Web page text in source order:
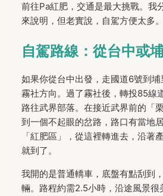
前往Pa紅肥，交通是最大挑戰。我
來說明，但老實說，自駕方便太多。
自駕路線：從台中或
如果你從台中出發，走國道6號到
霧社方向。過了霧社後，轉投85線
路往武界部落。在接近武界前的「
到一個不起眼的岔路，路口有當地
「紅肥區」，從這裡轉進去，沿著
就到了。
我開的是普通轎車，底盤有點刮到
輛。路程約需2.5小時，沿途風景很